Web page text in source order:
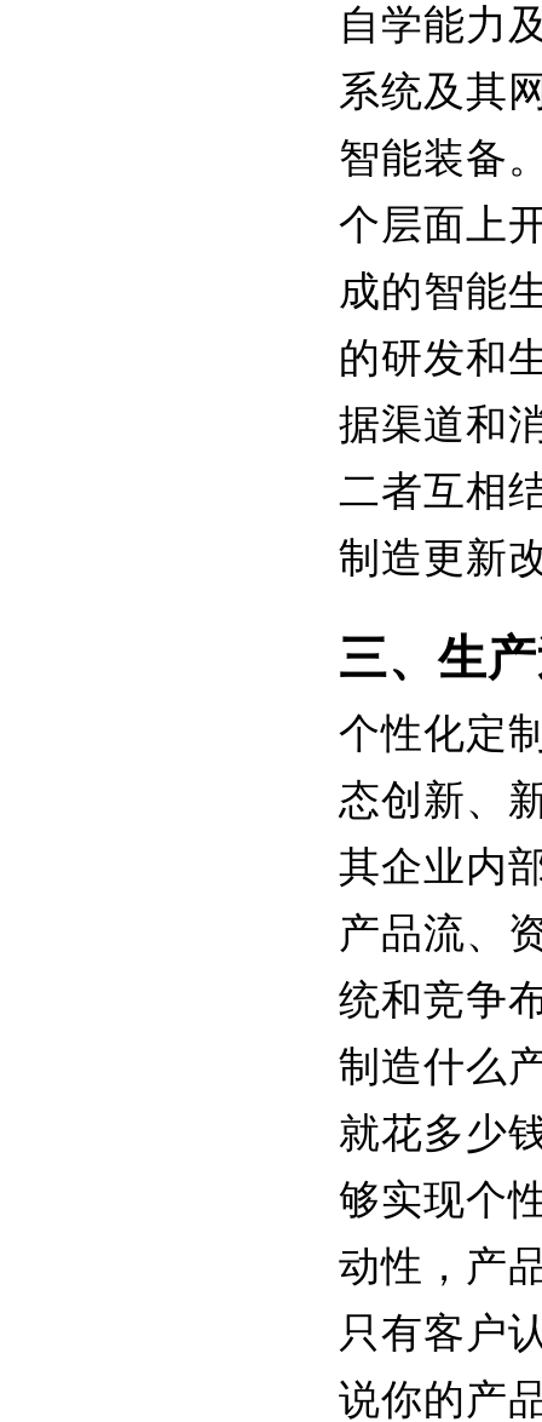
自学能力
系统及其
智能装备
个层面上
成的智能
的研发和
据渠道和
二者互相
制造更新
三、生
个性化定
态创新、
其企业内
产品流、
统和竞争
制造什么
就花多少
够实现个
动性，产
只有客户
说你的产